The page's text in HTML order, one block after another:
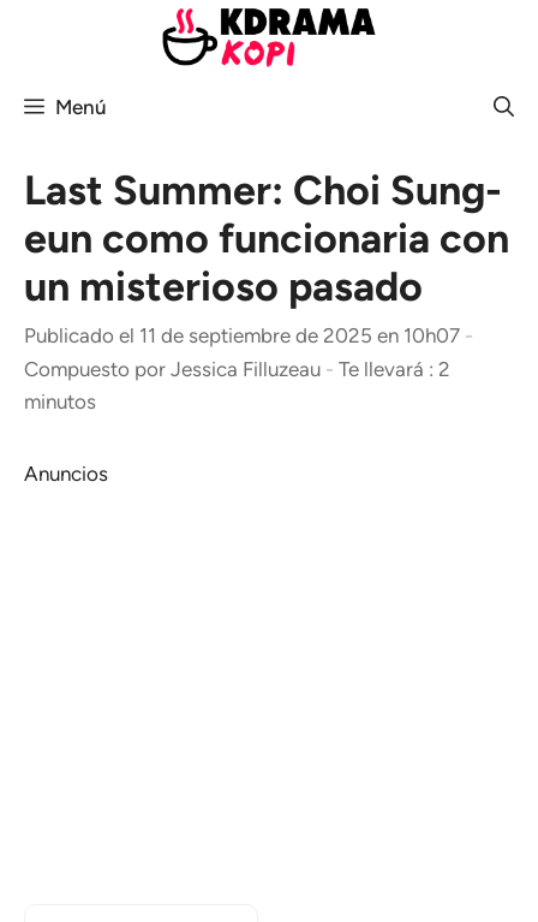
Menú
Last Summer: Choi Sung-
eun como funcionaria con
un misterioso pasado
Publicado el 11 de septiembre de 2025 en 10h07 -
Compuesto por Jessica Filluzeau - Te llevará : 2
minutos
Anuncios